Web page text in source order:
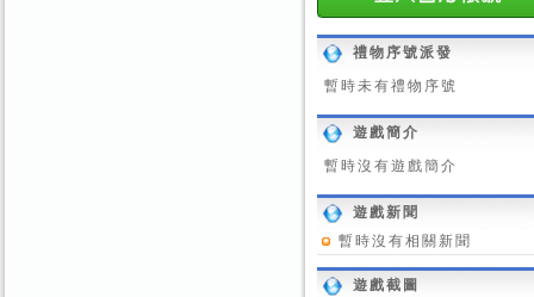
禮物序號派發
暫時未有禮物序號
遊戲簡介
暫時沒有遊戲簡介
遊戲新聞
暫時沒有相關新聞
遊戲截圖